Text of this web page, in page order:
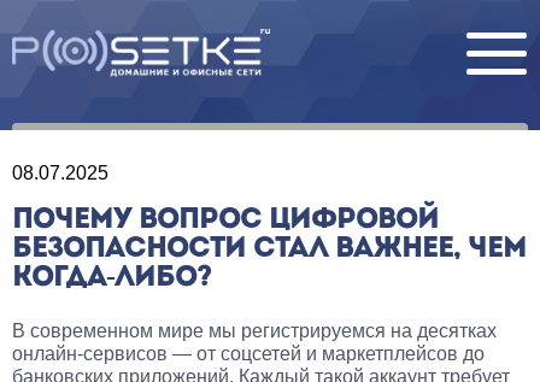
08.07.2025
ПОЧЕМУ ВОПРОС ЦИФРОВОЙ
БЕЗОПАСНОСТИ СТАЛ ВАЖНЕЕ, ЧЕМ
КОГДА-ЛИБО?
В современном мире мы регистрируемся на десятках
онлайн-сервисов — от соцсетей и маркетплейсов до
банковских приложений. Каждый такой аккаунт требует